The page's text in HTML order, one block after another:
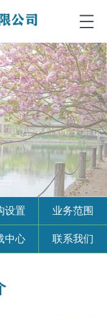
设置 业务范围
中心 联系我们